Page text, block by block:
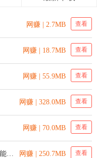
网赚 | 2.7MB 查看
网赚 | 18.7MB 查看
网赚 | 55.9MB 查看
网赚 | 328.0MB 查看
网赚 | 70.0MB 查看
网赚 | 250.7MB 查看